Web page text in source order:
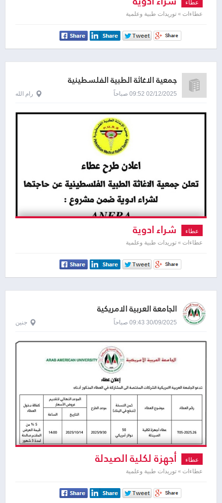
عطاء
عطاءات » توريدات طبية وعلمية
جمعية الاغاثة الطبية الفلسطينية
02/12/2025 09:52 صباحاً رام الله
عطاء شراء ادوية
عطاءات » توريدات طبية وعلمية
الجامعة العربية الامريكية
30/09/2025 09:43 صباحاً جنين
عطاء أجهزة لكلية الصيدلة
عطاءات » توريدات طبية وعلمية